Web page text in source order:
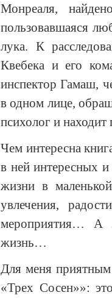
Монреаля,
пользовавшаяся
лука. К
Квебека и его
инспектор Гамаш,
в одном лице,
психолог и
Чем интересна
в ней интересных и
жизни в
увлечения,
мероприятия… А
жизнь…
Для меня
«Трех Сосен»»: